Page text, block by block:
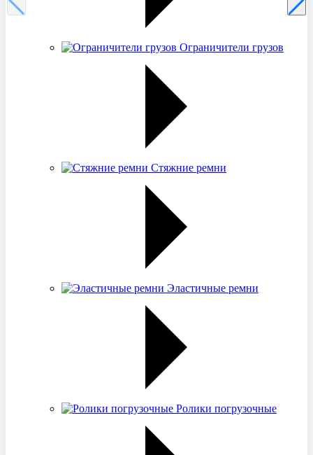
Ограничители грузов
Стяжние ремни
Эластичные ремни
Ролики погрузочные